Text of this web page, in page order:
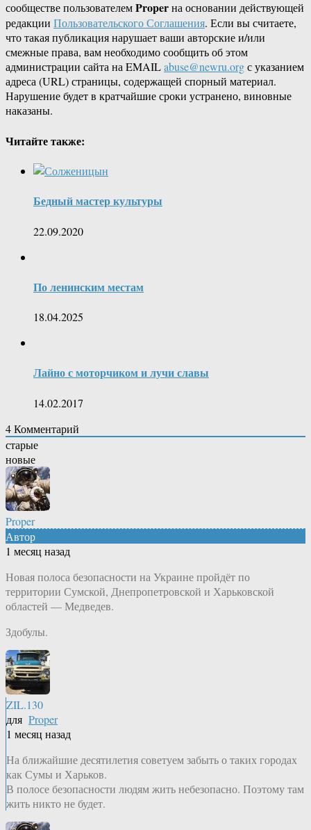
сообществе пользователемProperна основании действующей
редакции Пользовательского Соглашения. Если вы считаете,
что такая публикация нарушает ваши авторские и/или
смежные права, вам необходимо сообщить об этом
администрации сайта на EMAILabuse@newru.orgс указанием
адреса (URL) страницы, содержащей спорный материал.
Нарушение будет в кратчайшие сроки устранено, виновные
наказаны.
Читайте также:
Бедный мастер культуры
22.09.2020
По ленинским местам
18.04.2025
Лайно с моторчиком и лучи славы
14.02.2017
4Комментарий
старые
новые
Proper
Автор
1 месяц назад
Новая полоса безопасности на Украине пройдёт по
территории Сумской, Днепропетровской и Харьковской
областей — Медведев.
Здобулы.
ZIL.130
для Proper
1 месяц назад
На ближайшие десятилетия советуем забыть о таких городах
как Сумы и Харьков.
В полосе безопасности людям жить небезопасно. Поэтому там
жить никто не будет.